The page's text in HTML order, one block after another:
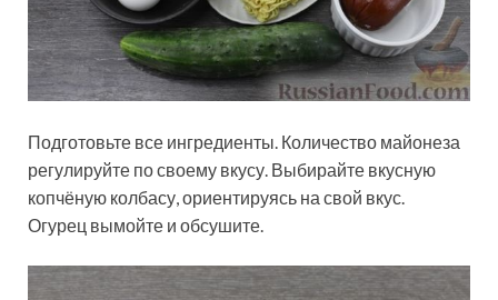
Подготовьте все ингредиенты. Количество майонеза
регулируйте по своему вкусу. Выбирайте вкусную
копчёную колбасу, ориентируясь на свой вкус.
Огурец вымойте и обсушите.